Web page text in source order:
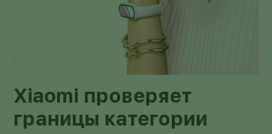
Xiaomi проверяет
границы категории